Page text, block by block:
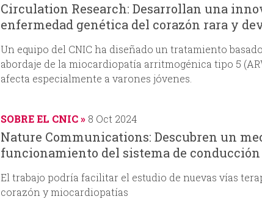
Circulation Research: Desarrollan una
enfermedad genética del corazón rara y
Un equipo del CNIC ha diseñado un tratamiento
abordaje de la miocardiopatía arritmogénica tipo 5
afecta especialmente a varones jóvenes.
SOBRE EL CNIC 8 Oct 2024
Nature Communications: Descubren un
funcionamiento del sistema de conducción
El trabajo podría facilitar el estudio de nuevas vías
corazón y miocardiopatías